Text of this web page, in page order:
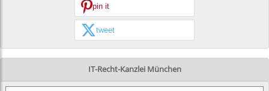
pin it
tweet
IT-Recht-Kanzlei München